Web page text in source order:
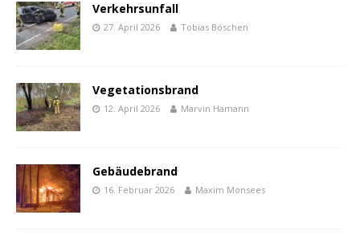
Verkehrsunfall
27. April 2026 Tobias Böschen
Vegetationsbrand
12. April 2026 Marvin Hamann
Gebäudebrand
16. Februar 2026 Maxim Monsees